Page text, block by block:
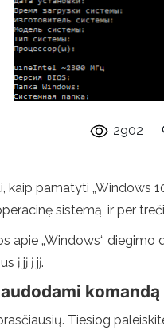
2902
pamatyti „Windows
sistemą, ir per
apie „Windows“
į jį į jį.
Tiesiog